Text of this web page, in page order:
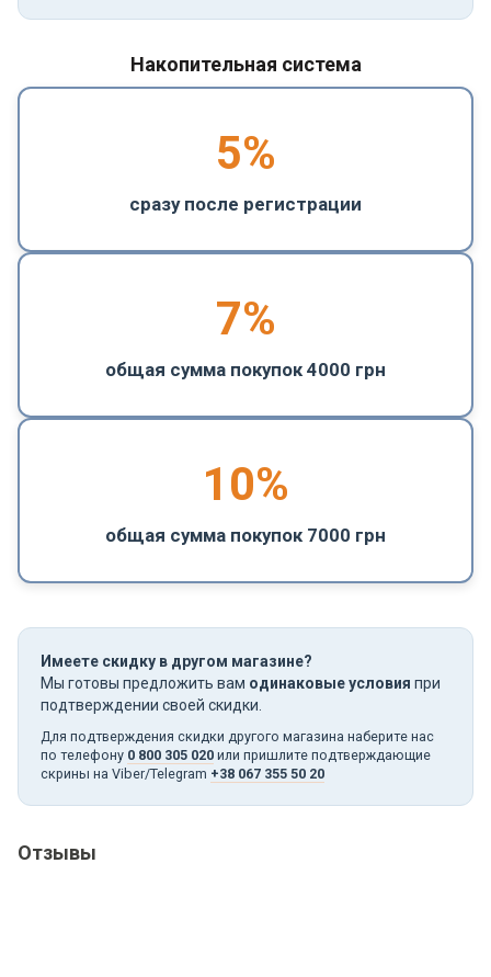
Накопительная система
5%
сразу после регистрации
7%
общая сумма покупок 4000 грн
10%
общая сумма покупок 7000 грн
Имеете скидку в другом магазине?
Мы готовы предложить вам одинаковые условия при
подтверждении своей скидки.
Для подтверждения скидки другого магазина наберите нас
по телефону 0 800 305 020 или пришлите подтверждающие
скрины на Viber/Telegram +38 067 355 50 20
Отзывы